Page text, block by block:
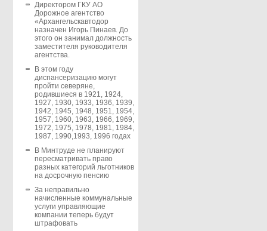
Директором ГКУ АО
Дорожное агентство
«Архангельскавтодор
назначен Игорь Пинаев. До
этого он занимал должность
заместителя руководителя
агентства.
В этом году
диспансеризацию могут
пройти северяне,
родившиеся в 1921, 1924,
1927, 1930, 1933, 1936, 1939,
1942, 1945, 1948, 1951, 1954,
1957, 1960, 1963, 1966, 1969,
1972, 1975, 1978, 1981, 1984,
1987, 1990,1993, 1996 годах
В Минтруде не планируют
пересматривать право
разных категорий льготников
на досрочную пенсию
За неправильно
начисленные коммунальные
услуги управляющие
компании теперь будут
штрафовать